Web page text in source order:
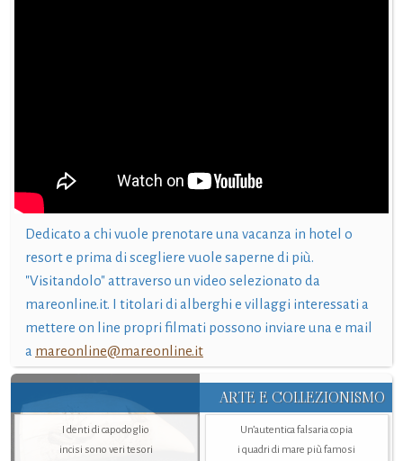
Dedicato a chi vuole prenotare una vacanza in hotel o
resort e prima di scegliere vuole saperne di più.
"Visitandolo" attraverso un video selezionato da
mareonline.it. I titolari di alberghi e villaggi interessati a
mettere on line propri filmati possono inviare una e mail
a mareonline@mareonline.it
ARTE E COLLEZIONISMO
I denti di capodoglio
incisi sono veri tesori
Un’autentica falsaria copia
i quadri di mare più famosi